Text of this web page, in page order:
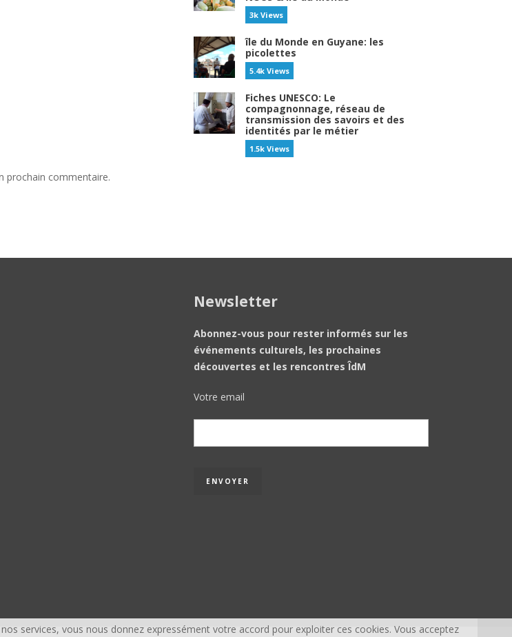
prochain commentaire.
3k Views
île du Monde en Guyane: les
picolettes
5.4k Views
Fiches UNESCO: Le
compagnonnage, réseau de
transmission des savoirs et des
identités par le métier
1.5k Views
Newsletter
Abonnez-vous pour rester informés sur les
événements culturels, les prochaines
découvertes et les rencontres ÎdM
Votre email
services, vous nous donnez expressément votre accord pour exploiter ces cookies. Vous acceptez